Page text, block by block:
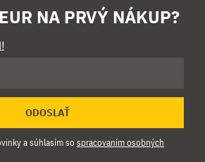
NA PRVÝ NÁKUP?
ODOSLAŤ
a súhlasím so spracovaním osobných